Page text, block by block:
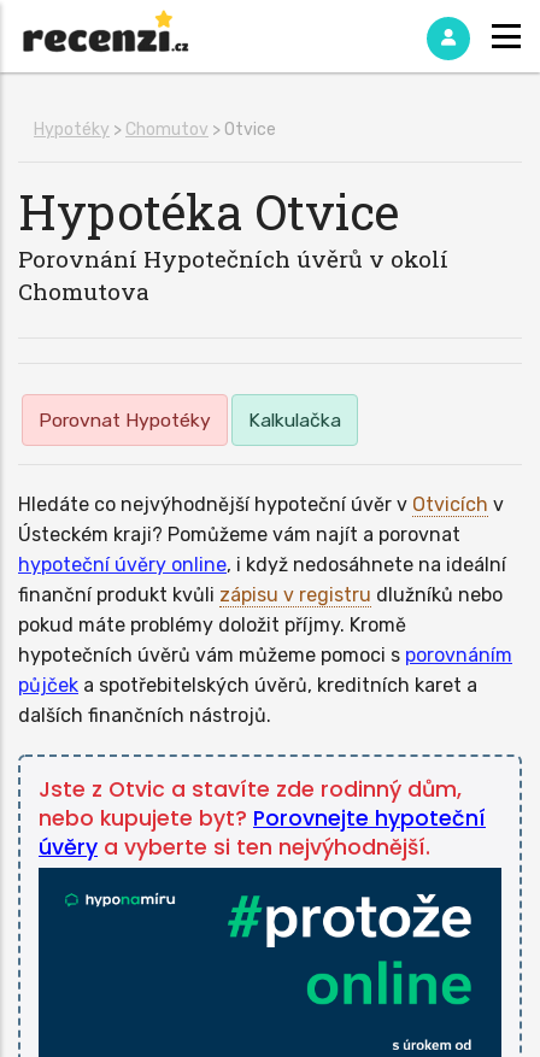
Hypotéky > Chomutov > Otvice
Hypotéka Otvice
Porovnání Hypotečních úvěrů v okolí
Chomutova
Porovnat Hypotéky Kalkulačka
Hledáte co nejvýhodnější hypoteční úvěr v Otvicích v
Ústeckém kraji? Pomůžeme vám najít a porovnat
hypoteční úvěry online, i když nedosáhnete na ideální
finanční produkt kvůli zápisu v registru dlužníků nebo
pokud máte problémy doložit příjmy. Kromě
hypotečních úvěrů vám můžeme pomoci s porovnáním
půjček a spotřebitelských úvěrů, kreditních karet a
dalších finančních nástrojů.
Jste z Otvic a stavíte zde rodinný dům,
nebo kupujete byt? Porovnejte hypoteční
úvěry a vyberte si ten nejvýhodnější.